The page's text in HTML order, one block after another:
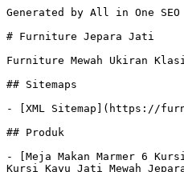
Generated by All in One SEO v4.9.9, this is an llms.txt file, used by LLMs to index the site.

# Furniture Jepara Jati

Furniture Mewah Ukiran Klasik dan Mebel Jati Jepara Termurah

## Sitemaps

- [XML Sitemap](https://furniturejeparajati.com/sitemap.xml): Contains all public & indexable URLs for this website.

## Produk

- [Meja Makan Marmer 6 Kursi Kayu Jati Mewah Jepara](https://furniturejeparajati.com/meja-makan-marmer-6-kursi-kayu-jati-mewah-jepara/) - 1 Set Meja Makan Marmer 6 Kursi Kayu Jati Mewah Jepara Rumah Mewah ini memiliki desain sangat elegan untuk hunian ruang makan anda. Segera hubungi Whatsapp kami
- [Meja Makan 4 Kursi Jati Klasik Top Marmer](https://furniturejeparajati.com/meja-makan-4-kursi-jati-klasik-top-marmer/) - Set Meja Makan 4 Kursi Jati Klasik Top Marmer Rumah Mewah Ala Eropa ini memiliki desain sangat mewah untuk hunian ruang makan anda dengan gaya rumah eropa turki
- [Tempat Tidur Kayu Jati Mewah Elegan Terbaru](https://furniturejeparajati.com/tempat-tidur-kayu-jati-mewah-elegan-terbaru/) - Nikmati tidur yang nyaman dan istirahat yang mendalam di Tempat Tidur Kayu Jati Mewah Elegan Terbaru kami yang elegan. Dengan bahan-bahan berkualitas tinggi
- [Tempat Tidur Mewah Klasik Kayu Jati Terbaru](https://furniturejeparajati.com/tempat-tidur-mewah-klasik-kayu-jati-terbaru/) - Tempat Tidur Mewah Klasik Kayu Jati Terbaru kami yang elegan. Dengan bahan-bahan berkualitas tinggi dan desain yang menawan. Segera konsultasi via Whatsapp
- [Kursi Tamu Minimalis Mewah Terbaru](https://furniturejeparajati.com/kursi-tamu-minimalis-mewah-terbaru/) - Ruang tamu adalah wajah utama sebuah hunian—dan Kursi Tamu Minimalis Mewah yang tepat menentukan kesan pertama yang ditampilkan. Segera konsultasi via Whatsapp
- [Kursi Tamu Jati Sudut Minimalis Mewah Terbaru](https://furniturejeparajati.com/kursi-tamu-jati-sudut-minimalis-mewah-terbaru/) - Set Kursi Tamu Jati Sudut Minimalis Mewah Terbaru Jepara ini merupakan produk unggulan toko mebel kami yang berbahan utama kayu jati yang diproses secara manual
- [Harga Kursi Ayunan Minimalis Kayu Jati Jepara](https://furniturejeparajati.com/harga-kursi-ayunan-minimalis-kayu-jati-jepara/) - Jika anda Ingin melakukan pemesanan Ayunan Minimalis Kayu Jati kepada kami, silahkan hubungi whatsapp owner furniture jepara jati karya mebel minimalis klasik.
- [Ayunan Kayu Jati Minimalis](https://furniturejeparajati.com/ayunan-kayu-jati-minimalis/) - Jika anda Ingin melakukan pemesanan Ayunan Kayu Jati Minimalis kepada kami, silahkan hubungi whatsapp owner furniture jepara jati karya mebel minimalis klasik.
- [Ayunan Jati Ukiran Furniture Jepara Jati](https://furniturejeparajati.com/ayunan-jati-ukiran-furniture-jepara-jati/) - Detail Ayunan Jati Ukiran Furniture Jepara Jati - Selamat siang semua, Kami dari Furniture jepara jati akan memperkenalkan
- [Set Kamar Tidur Anak Laki Karakter Mobil